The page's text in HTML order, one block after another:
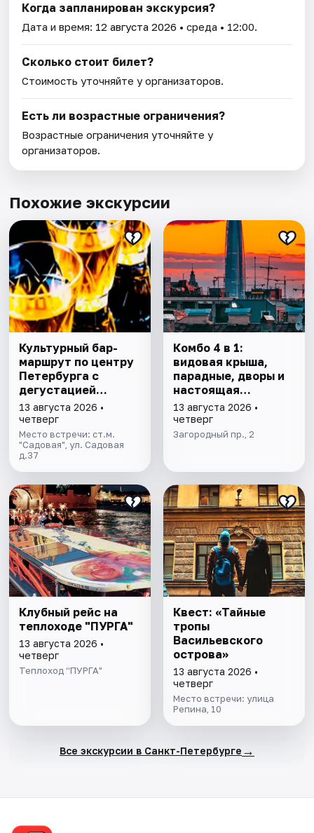
Когда запланирован экскурсия?
Дата и время: 12 августа 2026 • среда • 12:00.
Сколько стоит билет?
Стоимость уточняйте у организаторов.
Есть ли возрастные ограничения?
Возрастные ограничения уточняйте у
организаторов.
Похожие экскурсии
Культурный бар-
маршрут по центру
Петербурга с
дегустацией
питерских настоек
13 августа 2026 •
четверг
Место встречи: ст.м.
"Садовая", ул. Садовая
д.37
Комбо 4 в 1:
видовая крыша,
парадные, дворы и
настоящая
коммуналка
13 августа 2026 •
четверг
Загородный пр., 2
Клубный рейс на
теплоходе "ПУРГА"
13 августа 2026 •
четверг
Теплоход “ПУРГА"
Квест: «Тайные
тропы
Васильевского
острова»
13 августа 2026 •
четверг
Место встречи: улица
Репина, 10
Все экскурсии в Санкт-Петербурге →